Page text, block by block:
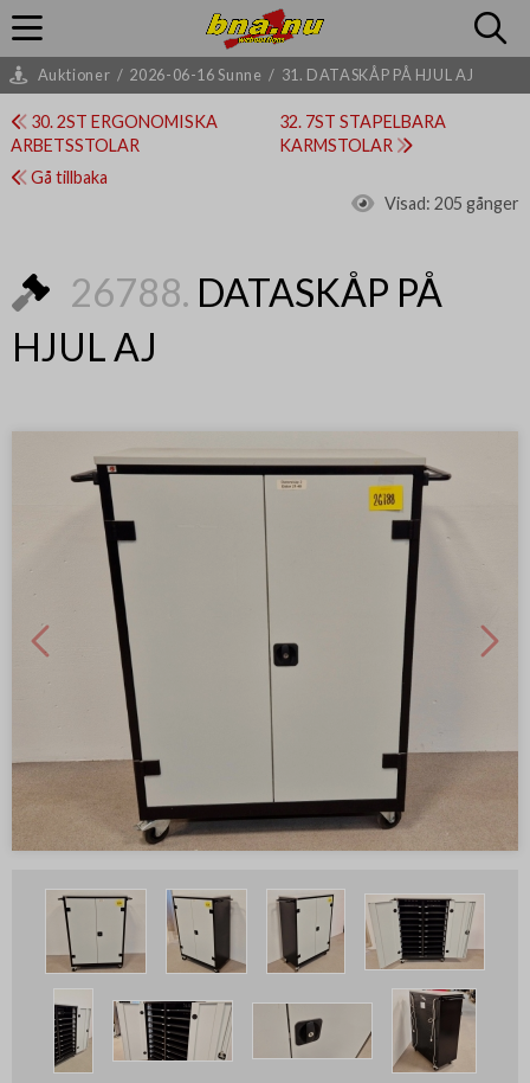
Auktioner / 2026-06-16 Sunne / 31. DATASKÅP PÅ HJUL AJ
30. 2ST ERGONOMISKA
ARBETSSTOLAR
32. 7ST STAPELBARA
KARMSTOLAR
Gå tillbaka
Visad: 205 gånger
26788. DATASKÅP PÅ
HJUL AJ